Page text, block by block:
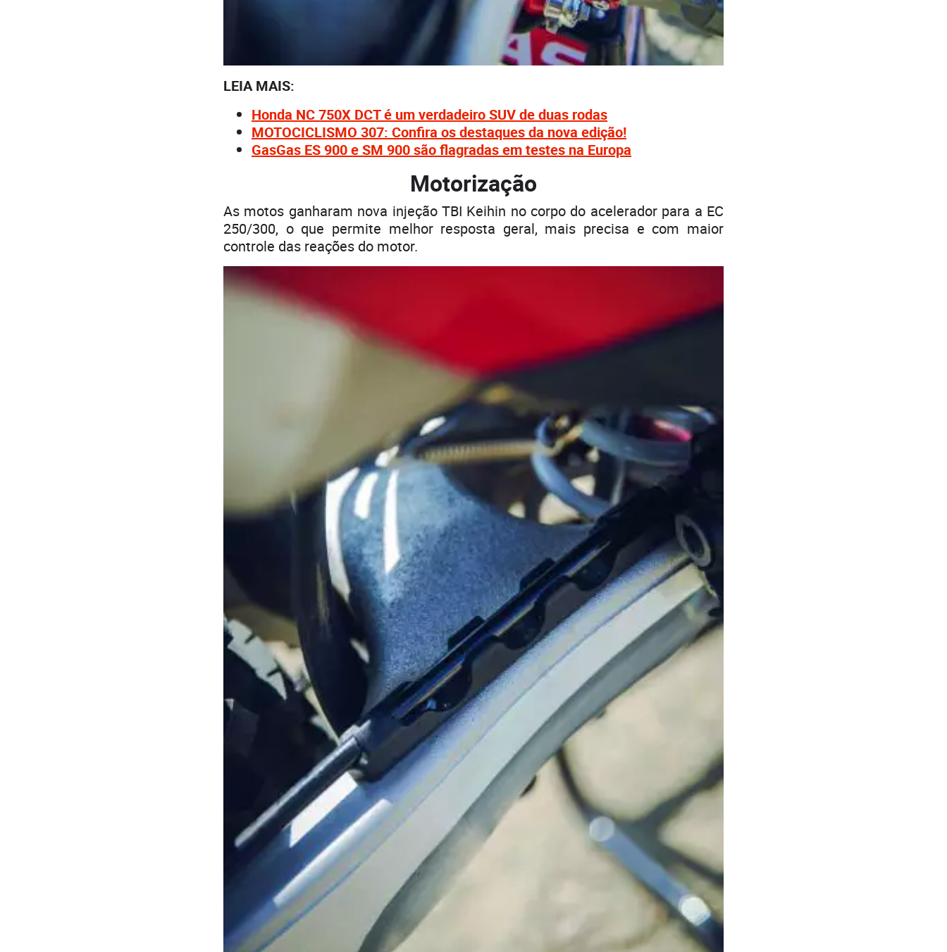
LEIA MAIS:
Honda NC 750X DCT é um verdadeiro SUV de duas rodas
MOTOCICLISMO 307: Confira os destaques da nova edição!
GasGas ES 900 e SM 900 são flagradas em testes na Europa
Motorização
As motos ganharam nova injeção TBI Keihin no corpo do acelerador para a EC
250/300, o que permite melhor resposta geral, mais precisa e com maior
controle das reações do motor.